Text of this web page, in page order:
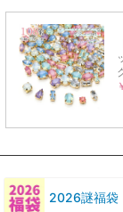
2026謎福袋